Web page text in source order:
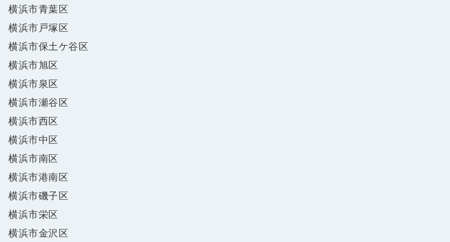
横浜市青葉区
横浜市戸塚区
横浜市保土ケ谷区
横浜市旭区
横浜市泉区
横浜市瀬谷区
横浜市西区
横浜市中区
横浜市南区
横浜市港南区
横浜市磯子区
横浜市栄区
横浜市金沢区